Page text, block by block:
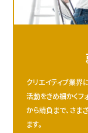
クリエイティブ業界
活動をきめ細かくフ
から請負まで、さ
ます。